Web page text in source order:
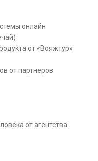
онлайн
от «Вояжтур»
от партнеров
от агентства.